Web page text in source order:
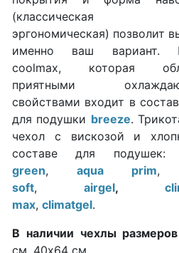
(классическая
эргономическая) позволит
именно ваш вариант.
coolmax, которая
приятными
свойствами входит в
для подушки breeze.
чехол с вискозой и
составе для
green, aqua prim
soft, airgel,
max, climatgel.
В наличии чехлы размеров